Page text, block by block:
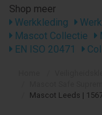
Shop meer
Werkkleding
Mascot Collectie
EN ISO 20471
Mascot Leeds |